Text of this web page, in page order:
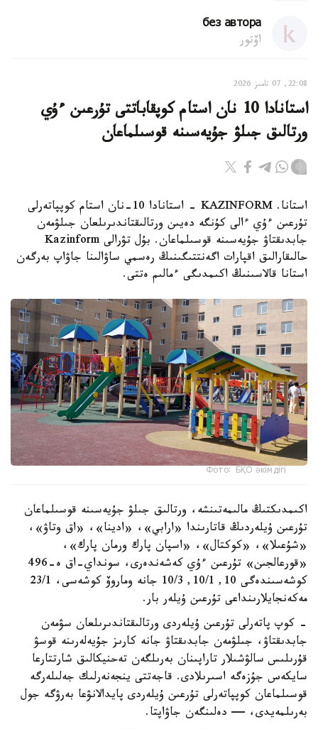
без автора
اۆتور
22:08, 07 تامىز 2026
استانادا 10 نان استام كوپقاباتتى تۇرعىن ءۇي
ورتالىق جىلۋ جۇيەسىنە قوسىلماعان
استانا. KAZINFORM - استانادا 10-نان استام كوپپاتەرلى
تۇرعىن ءۇي ءالى كۇنگە دەيىن ورتالىقتاندىرىلعان جىلۋمەن
جابدىقتاۋ جۇيەسىنە قوسىلماعان. بۇل تۋرالى Kazinform
حالىقارالىق اقپارات اگەنتتىگىنىڭ رەسمي ساۋالىنا جاۋاپ بەرگەن
استانا قالاسىنىڭ اكىمدىگى ءمالىم ەتتى.
Фото: БҚО әкімдігі
اكىمدىكتىڭ مالىمەتىنشە، ورتالىق جىلۋ جۇيەسىنە قوسىلماعان
تۇرعىن ۇيلەردىڭ قاتارىندا «ارابي»، «ادينا»، «اق وتاۋ»،
«شۇعىلا»، «كوكتال»، «اسپان پارك ورمان پارك»،
«قورعالجىن» تۇرعىن ءۇي كەشەندەرى، سونداي-اق ە-496
كوشەسىندەگى 10, 10/1, 10/3 جانە وماروۆ كوشەسى، 23/1
مەكەنجايلارىنداعى تۇرعىن ۇيلەر بار.
- كوپ پاتەرلى تۇرعىن ۇيلەردى ورتالىقتاندىرىلعان سۋمەن
جابدىقتاۋ، جىلۋمەن جابدىقتاۋ جانە كارىز جۇيەلەرىنە قوسۋ
قۇرىلىس سالۋشىلار تاراپىنان بەرىلگەن تەحنيكالىق شارتتارعا
سايكەس جۇزەگە اسىرىلادى. قاجەتتى ينجەنەرلىك جەلىلەرگە
قوسىلماعان كوپپاتەرلى تۇرعىن ۇيلەردى پايدالانۋعا بەرۋگە جول
بەرىلمەيدى، — دەلىنگەن جاۋاپتا.